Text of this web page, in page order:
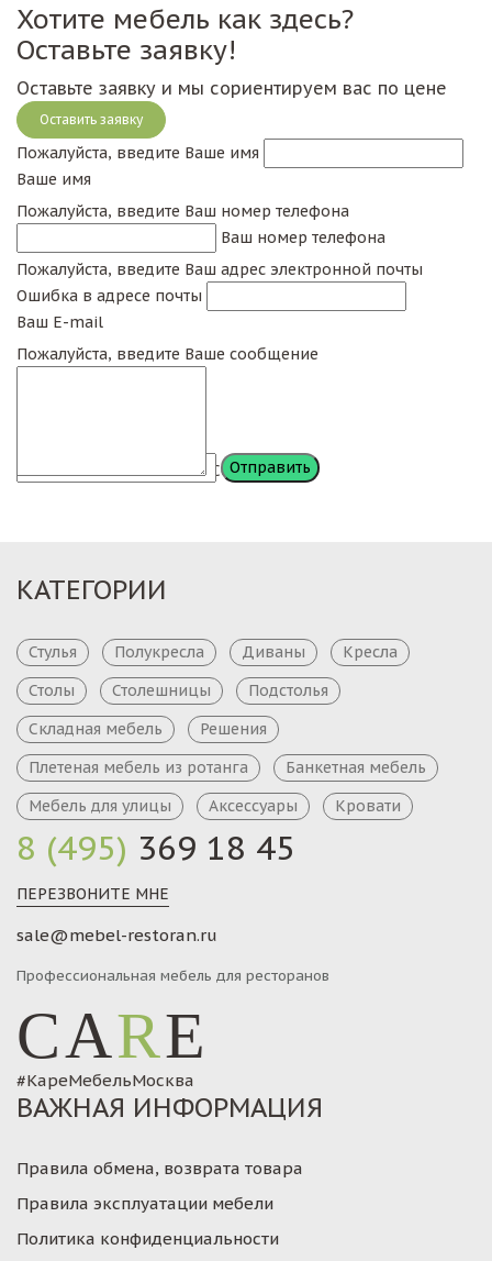
Хотите мебель как здесь?
Оставьте заявку!
Оставьте заявку и мы сориентируем вас по цене
Оставить заявку
Пожалуйста, введите Ваше имя
Ваше имя
Пожалуйста, введите Ваш номер телефона
Ваш номер телефона
Пожалуйста, введите Ваш адрес электронной почты
Ошибка в адресе почты
Ваш E-mail
Пожалуйста, введите Ваше сообщение
Сообщение
8 (495) 369 18 45
ПЕРЕЗВОНИТЕ МНЕ
sale@mebel-restoran.ru
Профессиональная мебель для ресторанов
CARE
#КареМебельМосква
КАТЕГОРИИ
Стулья Полукресла Диваны
Кресла
Столы
Столешницы
Подстолья
Складная мебель
Решения
Плетеная мебель из ротанга
Банкетная мебель
Мебель для улицы
Аксессуары Кровати
ВАЖНАЯ ИНФОРМАЦИЯ
Правила обмена, возврата товара
Правила эксплуатации мебели
Политика конфиденциальности